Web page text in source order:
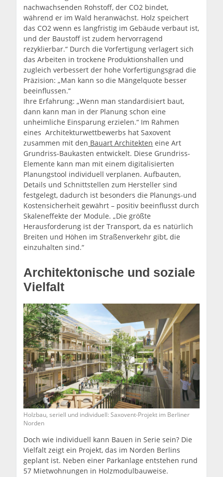
nachwachsenden Rohstoff, der CO2 bindet,
während er im Wald heranwächst. Holz speichert
das CO2 wenn es langfristig im Gebäude verbaut ist,
und der Baustoff ist zudem hervorragend
rezyklierbar.“ Durch die Vorfertigung verlagert sich
das Arbeiten in trockene Produktionshallen und
zugleich verbessert der hohe Vorfertigungsgrad die
Präzision: „Man kann so die Mängelquote besser
beeinflussen.“
Ihre Erfahrung: „Wenn man standardisiert baut,
dann kann man in der Planung schon eine
unheimliche Einsparung erzielen.“ Im Rahmen
eines Architekturwettbewerbs hat Saxovent
zusammen mit den Bauart Architekten eine Art
Grundriss-Baukasten entwickelt. Diese Grundriss-
Elemente kann man mit einem digitalisierten
Planungstool individuell verplanen. Aufbauten,
Details und Schnittstellen zum Hersteller sind
festgelegt, dadurch ist besonders die Planungs-und
Kostensicherheit gewährt – positiv beeinflusst durch
Skaleneffekte der Module. „Die größte
Herausforderung ist der Transport, da es natürlich
Breiten und Höhen im Straßenverkehr gibt, die
einzuhalten sind.“
Architektonische und soziale
Vielfalt
Holzbau, seriell und individuell: Saxovent-Projekt im Berliner
Norden
Doch wie individuell kann Bauen in Serie sein? Die
Vielfalt zeigt ein Projekt, das im Norden Berlins
geplant ist. Neben einer Parkanlage entstehen rund
57 Mietwohnungen in Holzmodulbauweise.